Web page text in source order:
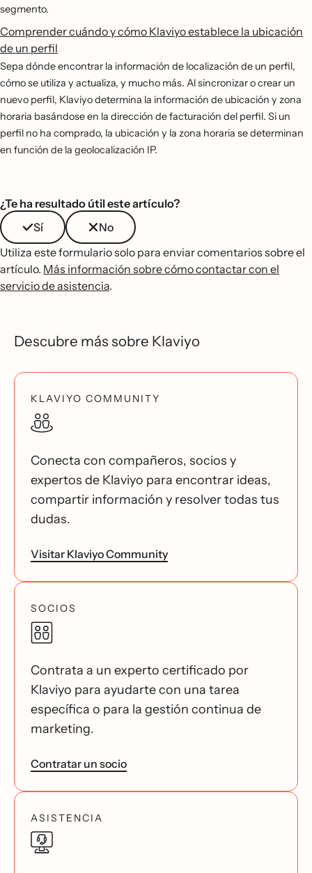
segmento.
Comprender cuándo y cómo Klaviyo establece la ubicación
de un perfil
Sepa dónde encontrar la información de localización de un perfil,
cómo se utiliza y actualiza, y mucho más. Al sincronizar o crear un
nuevo perfil, Klaviyo determina la información de ubicación y zona
horaria basándose en la dirección de facturación del perfil. Si un
perfil no ha comprado, la ubicación y la zona horaria se determinan
en función de la geolocalización IP.
¿Te ha resultado útil este artículo?
Sí
No
Utiliza este formulario solo para enviar comentarios sobre el
artículo. Más información sobre cómo contactar con el
servicio de asistencia.
Descubre más sobre Klaviyo
KLAVIYO COMMUNITY
Conecta con compañeros, socios y
expertos de Klaviyo para encontrar ideas,
compartir información y resolver todas tus
dudas.
Visitar Klaviyo Community
SOCIOS
Contrata a un experto certificado por
Klaviyo para ayudarte con una tarea
específica o para la gestión continua de
marketing.
Contratar un socio
ASISTENCIA